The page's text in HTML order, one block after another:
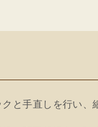
と手直しを行い、